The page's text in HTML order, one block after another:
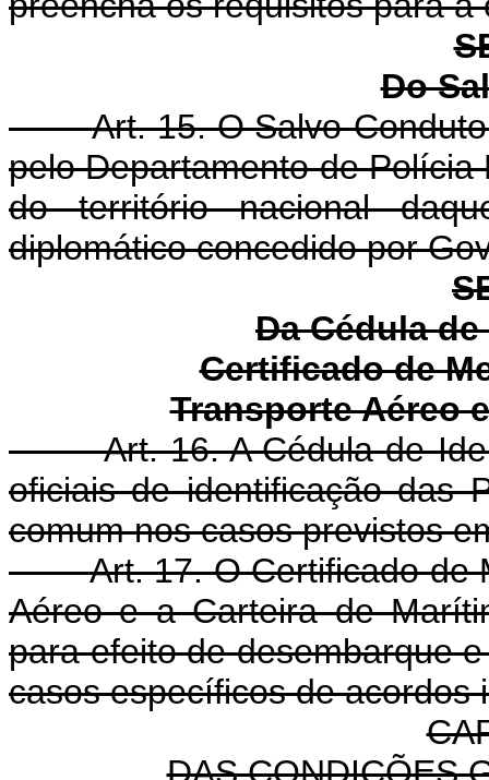
Do
Art. 15. O Salvo-
pelo Departamento de
do território nacional
diplomático concedido por
Da Cédula
Certificado de
Transporte Aéreo
Art. 16. A Cédula de
oficiais de identificação das
comum nos casos previstos
Art. 17. O Certificado de
Aéreo e a Carteira de
para efeito de desembarque
casos específicos de acordos